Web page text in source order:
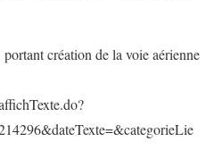
création de la voie aérienne